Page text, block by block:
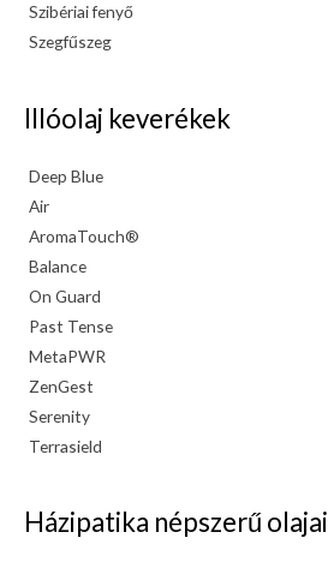
Szibériai fenyő
Szegfűszeg
Illóolaj keverékek
Deep Blue
Air
AromaTouch®
Balance
On Guard
Past Tense
MetaPWR
ZenGest
Serenity
Terrasield
Házipatika népszerű olajai